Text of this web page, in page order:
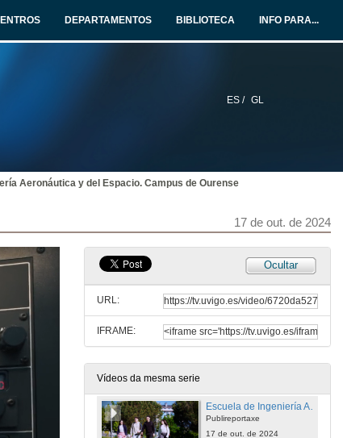
DEPARTAMENTOS BIBLIOTECA INFO PARA...
ES / GL
Aeronáutica y del Espacio. Campus de Ourense
17 de out. de 2024
Ocultar
URL:
IFRAME:
Vídeos da mesma serie
Escola de Enxeñaría Aeronáutica e do Espazo. Campus de Ourense
Publireportaxe
17 de out. de 2024
Publireportaxe
17 de out. de 2024